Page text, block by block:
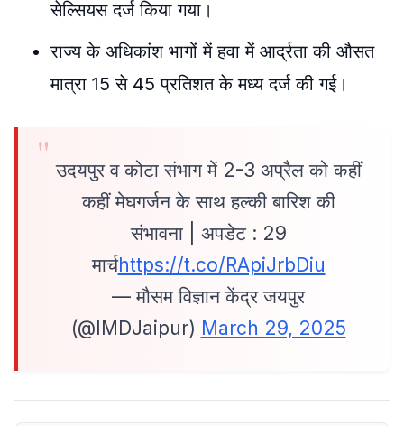
सेल्सियस दर्ज किया गया।
राज्य के अधिकांश भागों में हवा में आर्द्रता की औसत
मात्रा 15 से 45 प्रतिशत के मध्य दर्ज की गई।
उदयपुर व कोटा संभाग में 2-3 अप्रैल को कहीं
कहीं मेघगर्जन के साथ हल्की बारिश की
संभावना | अपडेट : 29
मार्चhttps://t.co/RApiJrbDiu
— मौसम विज्ञान केंद्र जयपुर
(@IMDJaipur) March 29, 2025